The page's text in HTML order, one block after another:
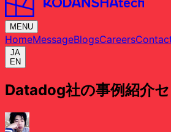
MENU
HomeMessageBlogsCareers
JA
EN
Datadog社の事例紹介